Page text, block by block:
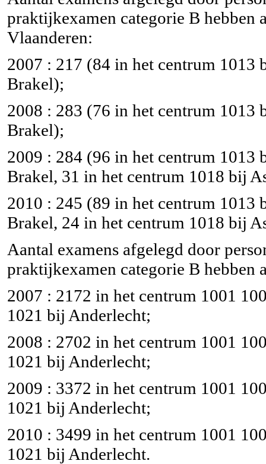
praktijkexamen categorie B hebben
Vlaanderen:
2007 : 217 (84 in het centrum 1013
Brakel);
2008 : 283 (76 in het centrum 1013
Brakel);
2009 : 284 (96 in het centrum 1013
Brakel, 31 in het centrum 1018 bij
2010 : 245 (89 in het centrum 1013
Brakel, 24 in het centrum 1018 bij
Aantal examens afgelegd door
praktijkexamen categorie B hebben
2007 : 2172 in het centrum 1001
1021 bij Anderlecht;
2008 : 2702 in het centrum 1001
1021 bij Anderlecht;
2009 : 3372 in het centrum 1001
1021 bij Anderlecht;
2010 : 3499 in het centrum 1001
1021 bij Anderlecht.